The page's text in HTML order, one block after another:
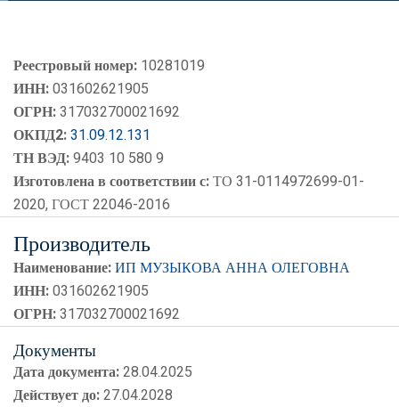
Реестровый номер: 10281019
ИНН:031602621905
ОГРН:317032700021692
ОКПД2:31.09.12.131
ТН ВЭД:9403 10 580 9
Изготовлена в соответствии с:ТО 31-0114972699-01-
2020, ГОСТ 22046-2016
Производитель
Наименование:ИП МУЗЫКОВА АННА ОЛЕГОВНА
ИНН:031602621905
ОГРН:317032700021692
Документы
Дата документа:28.04.2025
Действует до:27.04.2028